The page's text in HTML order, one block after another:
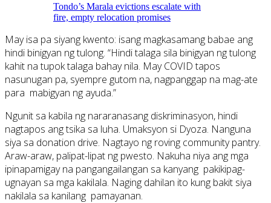
Tondo’s Marala evictions escalate with
fire, empty relocation promises
May isa pa siyang kwento: isang magkasamang babae ang
hindi binigyan ng tulong. “Hindi talaga sila binigyan ng tulong
kahit na tupok talaga bahay nila. May COVID tapos
nasunugan pa, syempre gutom na, nagpanggap na mag-ate
para mabigyan ng ayuda.”
Ngunit sa kabila ng nararanasang diskriminasyon, hindi
nagtapos ang tsika sa luha. Umaksyon si Dyoza. Nanguna
siya sa donation drive. Nagtayo ng roving community pantry.
Araw-araw, palipat-lipat ng pwesto. Nakuha niya ang mga
ipinapamigay na pangangailangan sa kanyang pakikipag-
ugnayan sa mga kakilala. Naging dahilan ito kung bakit siya
nakilala sa kanilang pamayanan.